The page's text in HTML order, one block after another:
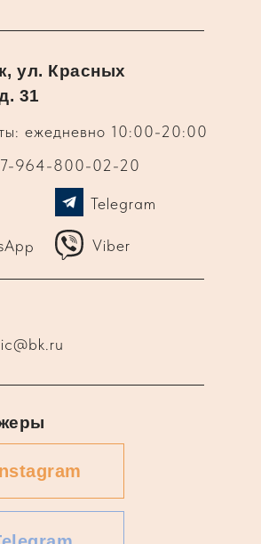
ежедневно 10:00-20:00
ул. Красных
31
964-800-02-20
Viber
Telegram